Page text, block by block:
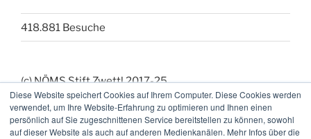
Diese Website speichert Cookies auf Ihrem Computer. Diese Cookies werden
verwendet, um Ihre Website-Erfahrung zu optimieren und Ihnen einen
persönlich auf Sie zugeschnittenen Service bereitstellen zu können, sowohl
auf dieser Website als auch auf anderen Medienkanälen. Mehr Infos über die
418.881 Besuche
(c) NÖMS Stift Zwettl 2017-25
(_:_) Webmaster: KK